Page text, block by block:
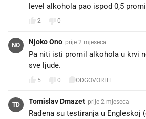
level alkohola pao ispod 0,5
2 0
NO Njoko Ono prije 2 mjeseca
Pa niti isti promil alkohola u krvi
sve ljude.
5 0 ODGOVORITE
TD Tomislav Dmazet prije 2 mjeseca
Rađena su testiranja u Engleskoj